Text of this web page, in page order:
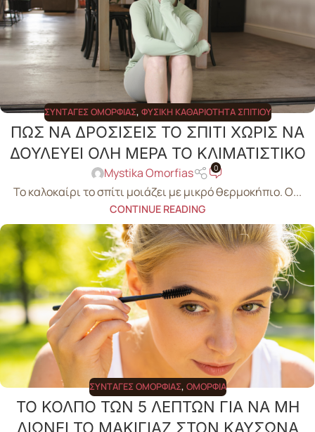
ΣΥΝΤΑΓΈΣ ΟΜΟΡΦΙΆΣ, ΦΥΣΙΚΉ ΚΑΘΑΡΙΌΤΗΤΑ ΣΠΙΤΙΟΎ
ΠΩΣ ΝΑ ΔΡΟΣΙΣΕΙΣ ΤΟ ΣΠΙΤΙ ΧΩΡΙΣ ΝΑ
ΔΟΥΛΕΥΕΙ ΟΛΗ ΜΕΡΑ ΤΟ ΚΛΙΜΑΤΙΣΤΙΚΟ
Mystika Omorfias 0
Το καλοκαίρι το σπίτι μοιάζει με μικρό θερμοκήπιο. Ο...
CONTINUE READING
ΣΥΝΤΑΓΈΣ ΟΜΟΡΦΙΆΣ, ΟΜΟΡΦΙΆ
ΤΟ ΚΟΛΠΟ ΤΩΝ 5 ΛΕΠΤΩΝ ΓΙΑ ΝΑ ΜΗ
ΛΙΩΝΕΙ ΤΟ ΜΑΚΙΓΙΑΖ ΣΤΟΝ ΚΑΥΣΩΝΑ